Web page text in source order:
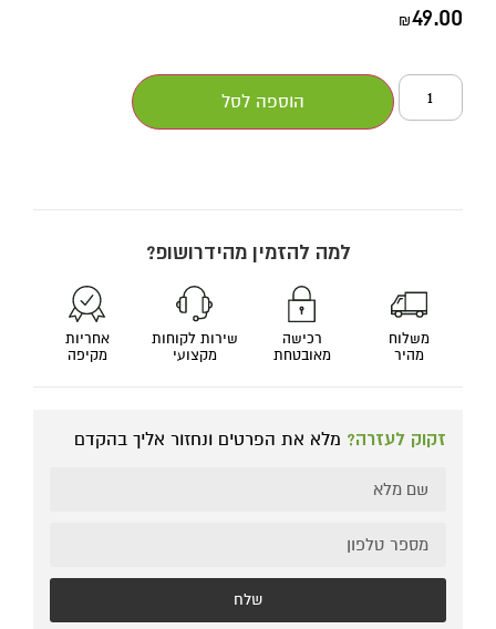
₪49.00
הוספה לסל
למה להזמין מהידרושופ?
משלוח
מהיר
רכישה
מאובטחת
שירות לקוחות
מקצועי
אחריות
מקיפה
זקוק לעזרה? מלא את הפרטים ונחזור אליך בהקדם
שלח